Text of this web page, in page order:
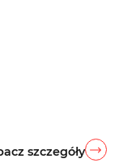
szczegóły